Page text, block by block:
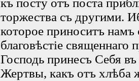
къ посту отъ поста
торжества съ другими.
которое приноситъ
благовѣстіе
Господь принесъ Себя
Жертвы, какъ отъ хлѣба